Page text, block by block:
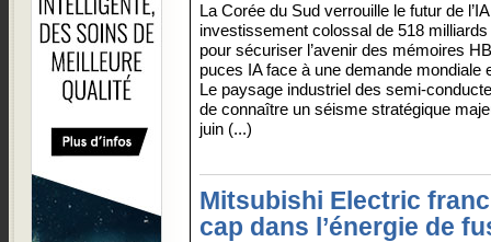
La Corée du Sud verrouille le futur de
investissement colossal de 518
pour sécuriser l’avenir des mémoires
puces IA face à une demande mondiale
Le paysage industriel des semi-
de connaître un séisme stratégique
juin (...)
Mitsubishi Electric
cap dans l’énergie de